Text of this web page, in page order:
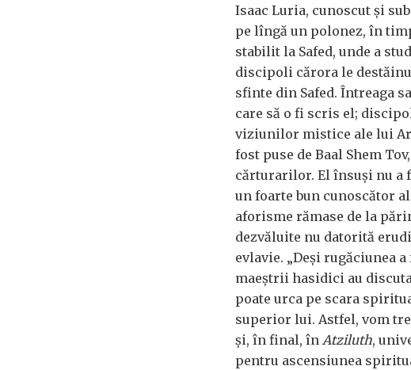
Isaac Luria, cunoscut și
pe lîngă un polonez, în
stabilit la Safed, unde a
discipoli cărora le
sfinte din Safed. Întreaga
care să o fi scris el;
viziunilor mistice ale lui
fost puse de Baal Shem
cărturarilor. El însuși nu a
un foarte bun cunoscător
aforisme rămase de la
dezvăluite nu datorită
evlavie. „Deși rugăciunea
maeștrii hasidici au
poate urca pe scara
superior lui. Astfel, vom
și, în final, în Atziluth,
pentru ascensiunea